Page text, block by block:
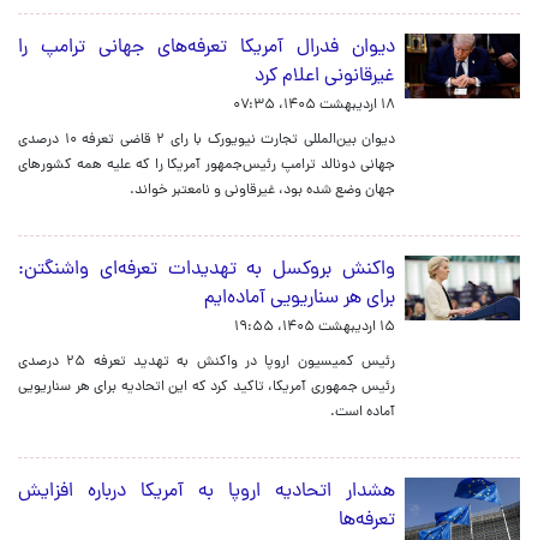
دیوان فدرال آمریکا تعرفه‌های جهانی ترامپ را
غیرقانونی اعلام کرد
۱۸ اردیبهشت ۱۴۰۵، ۰۷:۳۵
دیوان بین‌المللی تجارت نیویورک با رای ۲ قاضی تعرفه ۱۰ درصدی
جهانی دونالد ترامپ رئیس‌جمهور آمریکا را که علیه همه کشورهای
جهان وضع شده بود، غیرقاونی و نامعتبر خواند.
واکنش بروکسل به تهدیدات تعرفه‌ای واشنگتن:
برای هر سناریویی آماده‌ایم
۱۵ اردیبهشت ۱۴۰۵، ۱۹:۵۵
رئیس کمیسیون اروپا در واکنش به تهدید تعرفه ۲۵ درصدی
رئیس جمهوری آمریکا، تاکید کرد که این اتحادیه برای هر سناریویی
آماده است.
هشدار اتحادیه اروپا به آمریکا درباره افزایش
تعرفه‌ها